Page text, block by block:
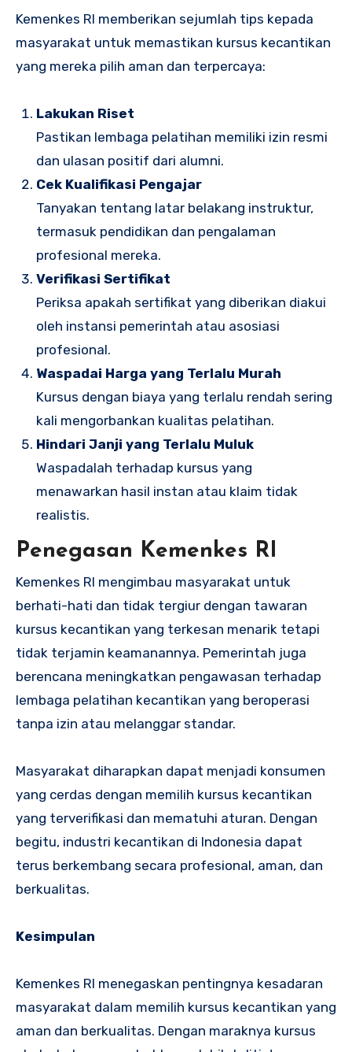
Kemenkes RI memberikan sejumlah tips kepada
masyarakat untuk memastikan kursus kecantikan
yang mereka pilih aman dan terpercaya:
Lakukan Riset
Pastikan lembaga pelatihan memiliki izin resmi
dan ulasan positif dari alumni.
Cek Kualifikasi Pengajar
Tanyakan tentang latar belakang instruktur,
termasuk pendidikan dan pengalaman
profesional mereka.
Verifikasi Sertifikat
Periksa apakah sertifikat yang diberikan diakui
oleh instansi pemerintah atau asosiasi
profesional.
Waspadai Harga yang Terlalu Murah
Kursus dengan biaya yang terlalu rendah sering
kali mengorbankan kualitas pelatihan.
Hindari Janji yang Terlalu Muluk
Waspadalah terhadap kursus yang
menawarkan hasil instan atau klaim tidak
realistis.
Penegasan Kemenkes RI
Kemenkes RI mengimbau masyarakat untuk
berhati-hati dan tidak tergiur dengan tawaran
kursus kecantikan yang terkesan menarik tetapi
tidak terjamin keamanannya. Pemerintah juga
berencana meningkatkan pengawasan terhadap
lembaga pelatihan kecantikan yang beroperasi
tanpa izin atau melanggar standar.
Masyarakat diharapkan dapat menjadi konsumen
yang cerdas dengan memilih kursus kecantikan
yang terverifikasi dan mematuhi aturan. Dengan
begitu, industri kecantikan di Indonesia dapat
terus berkembang secara profesional, aman, dan
berkualitas.
Kesimpulan
Kemenkes RI menegaskan pentingnya kesadaran
masyarakat dalam memilih kursus kecantikan yang
aman dan berkualitas. Dengan maraknya kursus